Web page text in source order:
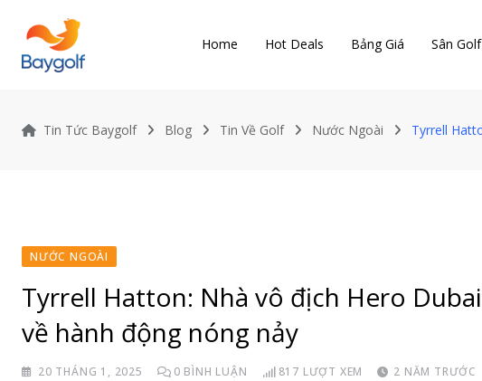
content
Home Hot Deals Bảng Giá Sân
Tin Tức Baygolf Blog Tin Về Golf Nước Ngoài Tyrrell
NƯỚC NGOÀI
Tyrrell Hatton: Nhà vô địch Hero
về hành động nóng nảy
20 THÁNG 1, 2025 0 BÌNH LUẬN 817 LƯỢT XEM 2 NĂM TRƯỚC